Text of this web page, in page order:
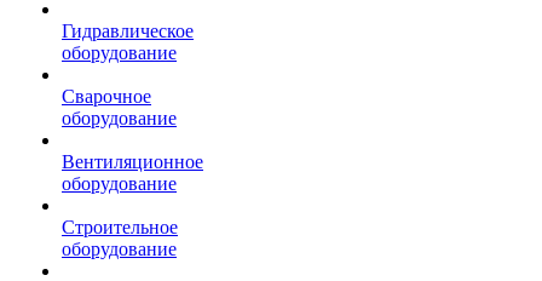
Гидравлическое
оборудование
Сварочное
оборудование
Вентиляционное
оборудование
Строительное
оборудование